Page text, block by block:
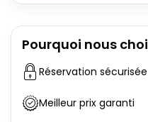
Pourquoi nous
Réservation sécurisée
Meilleur prix garanti